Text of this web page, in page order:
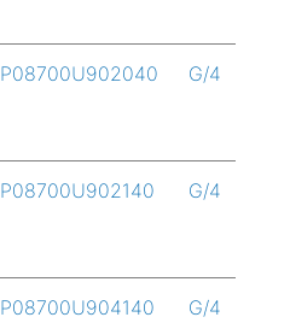
P08700U902040 G/4
P08700U902140 G/4
P08700U904140 G/4